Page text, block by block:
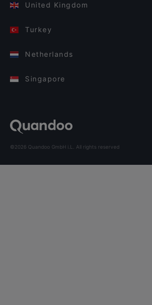
United Kingdom
Turkey
Netherlands
Singapore
©2026 Quandoo GmbH i.L. All rights reserved